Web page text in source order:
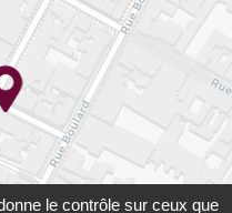
le contrôle sur ceux que